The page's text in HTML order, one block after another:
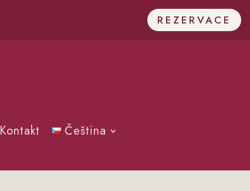
REZERVACE
Kontakt Čeština